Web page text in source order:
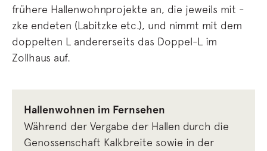
frühere Hallenwohnprojekte an, die jeweils mit -
zke endeten (Labitzke etc.), und nimmt mit dem
doppelten L andererseits das Doppel-L im
Zollhaus auf.
Hallenwohnen im Fernsehen
Während der Vergabe der Hallen durch die
Genossenschaft Kalkbreite sowie in der